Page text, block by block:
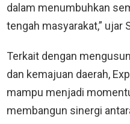
dalam menumbuhkan
tengah masyarakat,” ujar
Terkait dengan
dan kemajuan daerah,
mampu menjadi
membangun sinergi